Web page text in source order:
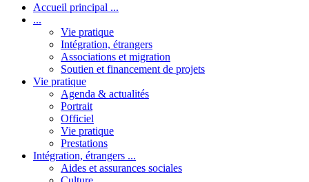
Accueil principal ...
...
Vie pratique
Intégration, étrangers
Associations et migration
Soutien et financement de projets
Vie pratique
Agenda & actualités
Portrait
Officiel
Vie pratique
Prestations
Intégration, étrangers ...
Aides et assurances sociales